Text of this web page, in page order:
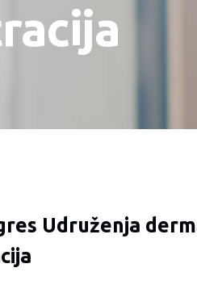
Udruženja